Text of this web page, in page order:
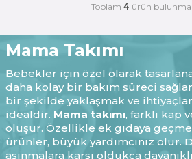
Toplam 4 ürün
Mama Takımı
Bebekler için özel olarak
daha kolay bir bakım süreci
bir şekilde yaklaşmak ve
idealdir. Mama takımı, farklı kap
oluşur. Özellikle ek gıdaya geçme
ürünler, büyük yardımcınız olur.
aşınmalara karşı oldukça